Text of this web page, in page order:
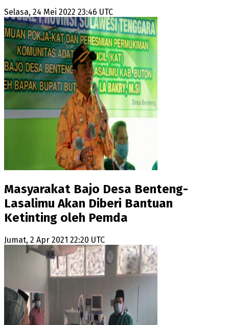
Selasa, 24 Mei 2022 23:46 UTC
Masyarakat Bajo Desa Benteng-
Lasalimu Akan Diberi Bantuan
Ketinting oleh Pemda
Jumat, 2 Apr 2021 22:20 UTC